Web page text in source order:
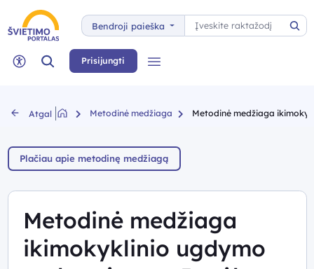
Bendroji paieška
Paieška
Neįgaliųjų rėžimas
Paieška Prisijungti
Atgal Metodinė medžiaga Metodinė medžiaga
Plačiau apie metodinę medžiagą
Metodinė medžiaga
ikimokyklinio ugdymo